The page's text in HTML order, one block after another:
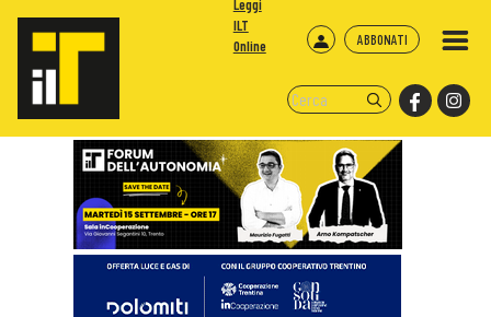
ABBONATI
Leggi
ILT
Online